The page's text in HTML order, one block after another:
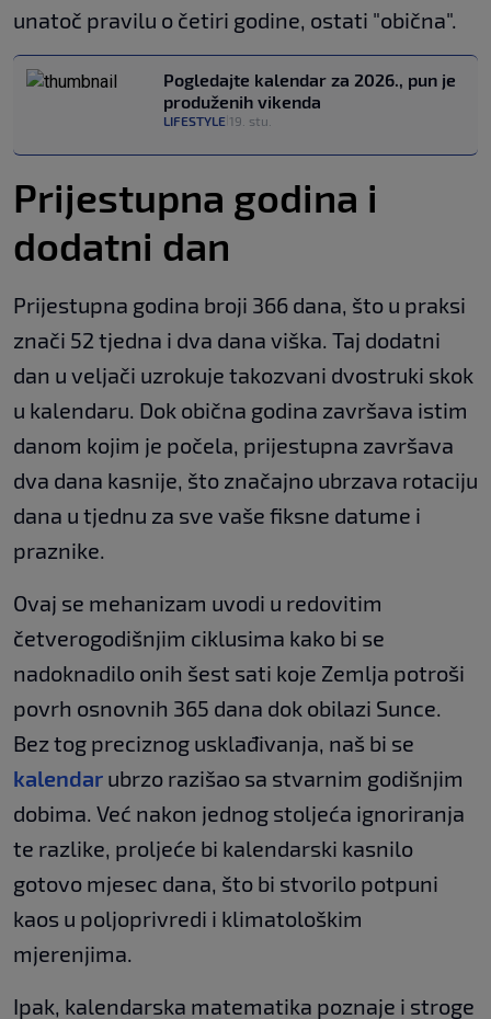
unatoč pravilu o četiri godine, ostati "obična".
Pogledajte kalendar za 2026., pun je
produženih vikenda
LIFESTYLE 19. stu.
Prijestupna godina i
dodatni dan
Prijestupna godina broji 366 dana, što u praksi
znači 52 tjedna i dva dana viška. Taj dodatni
dan u veljači uzrokuje takozvani dvostruki skok
u kalendaru. Dok obična godina završava istim
danom kojim je počela, prijestupna završava
dva dana kasnije, što značajno ubrzava rotaciju
dana u tjednu za sve vaše fiksne datume i
praznike.
Ovaj se mehanizam uvodi u redovitim
četverogodišnjim ciklusima kako bi se
nadoknadilo onih šest sati koje Zemlja potroši
povrh osnovnih 365 dana dok obilazi Sunce.
Bez tog preciznog usklađivanja, naš bi se
kalendar ubrzo razišao sa stvarnim godišnjim
dobima. Već nakon jednog stoljeća ignoriranja
te razlike, proljeće bi kalendarski kasnilo
gotovo mjesec dana, što bi stvorilo potpuni
kaos u poljoprivredi i klimatološkim
mjerenjima.
Ipak, kalendarska matematika poznaje i stroge